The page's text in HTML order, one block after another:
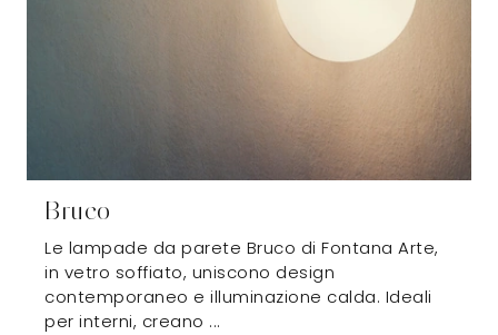
Bruco
Le lampade da parete Bruco di Fontana Arte,
in vetro soffiato, uniscono design
contemporaneo e illuminazione calda. Ideali
per interni, creano ...